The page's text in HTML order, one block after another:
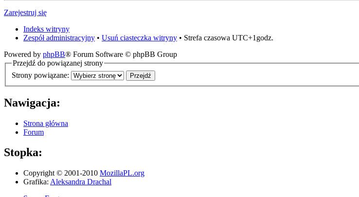
Zarejestruj się
Indeks witryny
Zespół administracyjny • Usuń ciasteczka witryny • Strefa czasowa UTC+1godz.
Powered by phpBB® Forum Software © phpBB Group
Przejdź do powiązanej strony
Strony powiązane:
Nawigacja:
Strona główna
Forum
Stopka:
Copyright © 2001-2010 MozillaPL.org
Grafika: Aleksandra Drachal